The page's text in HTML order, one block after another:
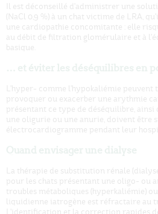
Il est déconseillé d'administrer une
(NaCl 0,9 %) à un chat victime de LRA,
une cardiopathie concomitante : elle
au débit de filtration glomérulaire et à
basique.
L'hyper- comme l'hypokaliémie peuvent
provoquer ou exacerber une arythmie
présentant ce type de déséquilibre, ainsi
une oligurie ou une anurie, doivent être
électrocardiogramme pendant leur
La thérapie de substitution rénale
pour les chats présentant une oligo- ou
troubles métaboliques (hyperkaliémie)
liquidienne iatrogène est réfractaire au
L'identification et la correction rapides